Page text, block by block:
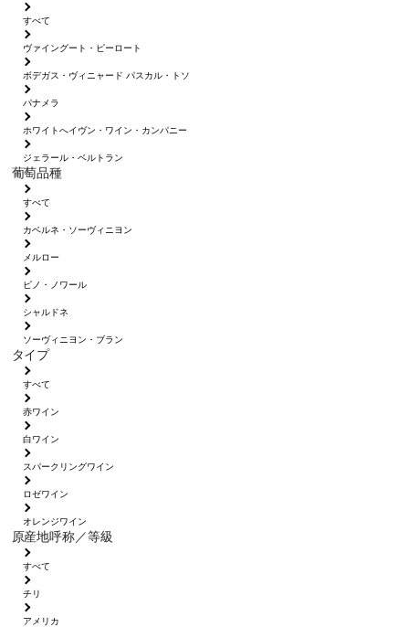
すべて
ヴァイングート・ピーロート
ボデガス・ヴィニャード パスカル・トソ
パナメラ
ホワイトへイヴン・ワイン・カンパニー
ジェラール・ベルトラン
葡萄品種
すべて
カベルネ・ソーヴィニヨン
メルロー
ピノ・ノワール
シャルドネ
ソーヴィニヨン・ブラン
タイプ
すべて
赤ワイン
白ワイン
スパークリングワイン
ロゼワイン
オレンジワイン
原産地呼称／等級
すべて
チリ
アメリカ